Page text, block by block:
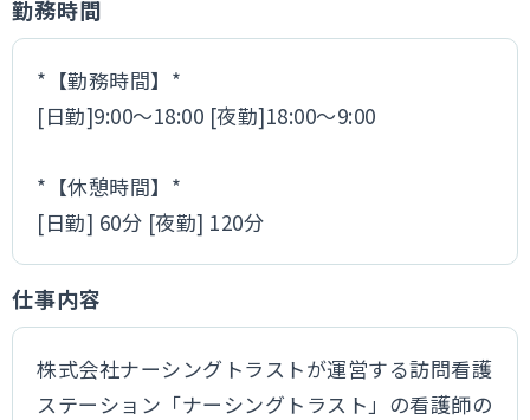
勤務時間
*【勤務時間】*
[日勤]9:00～18:00 [夜勤]18:00～9:00
*【休憩時間】*
[日勤] 60分 [夜勤] 120分
仕事内容
株式会社ナーシングトラストが運営する訪問看護
ステーション「ナーシングトラスト」の看護師の